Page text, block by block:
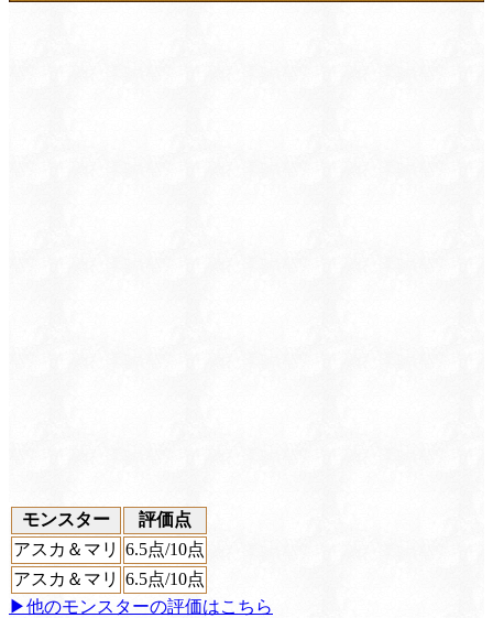
モンスター
評価点
アスカ＆マリ 6.5点/10点
アスカ＆マリ 6.5点/10点
▶他のモンスターの評価はこちら